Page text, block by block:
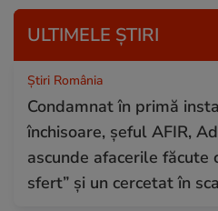
ULTIMELE ȘTIRI
Știri România
Condamnat în primă
închisoare, șeful AFIR,
ascunde afacerile făcute
sfert” și un cercetat în